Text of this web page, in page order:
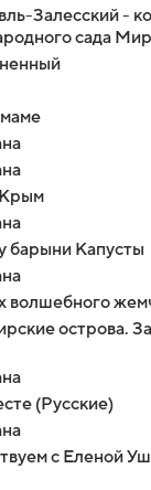
Залесский -
сада
Крым
барыни Капусты
волшебного
острова.
(Русские)
с Еленой